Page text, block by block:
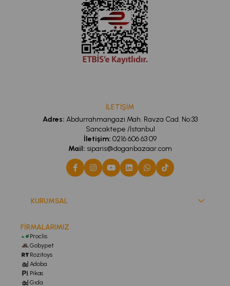
İLETİŞİM
Adres: Abdurrahmangazi Mah. Ravza Cad. No:33
Sancaktepe /İstanbul
İletişim: 0216 606 63 09
Mail: siparis@doganbazaar.com
KURUMSAL
FİRMALARIMIZ
Proclis
Gobypet
Rozitoys
Adoba
Pikas
Gıda